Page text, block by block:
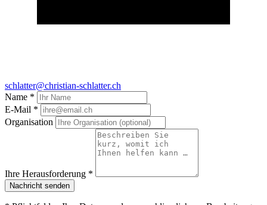
schlatter@christian-schlatter.ch
Name *
E-Mail *
Organisation
Ihre Herausforderung *
Nachricht senden